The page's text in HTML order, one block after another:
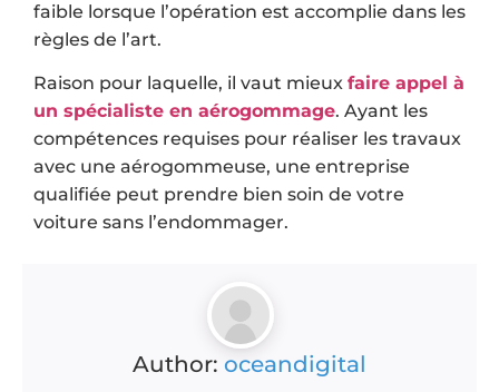
faible lorsque l’opération est accomplie dans les
règles de l’art.
Raison pour laquelle, il vaut mieux faire appel à
un spécialiste en aérogommage. Ayant les
compétences requises pour réaliser les travaux
avec une aérogommeuse, une entreprise
qualifiée peut prendre bien soin de votre
voiture sans l’endommager.
Author: oceandigital